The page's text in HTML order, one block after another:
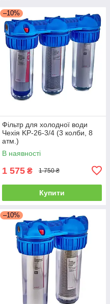
–10%
Фільтр для холодної води
Чехія KP-26-3/4 (3 колби, 8
атм.)
В наявності
1 575 ₴ 1 750 ₴
Купити
–10%